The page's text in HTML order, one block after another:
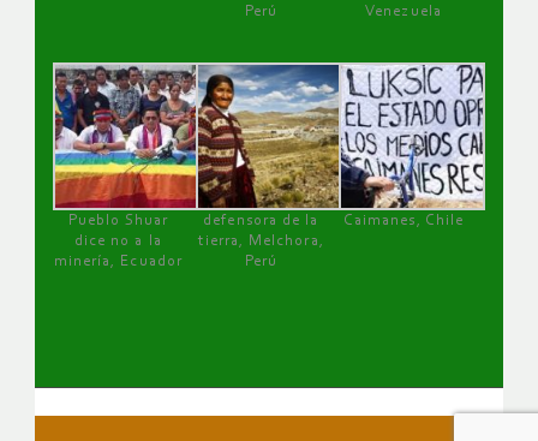
Perú
Venezuela
Pueblo Shuar
dice no a la
minería, Ecuador
defensora de la
tierra, Melchora,
Perú
Caimanes, Chile